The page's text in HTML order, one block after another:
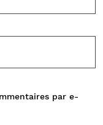
par e-